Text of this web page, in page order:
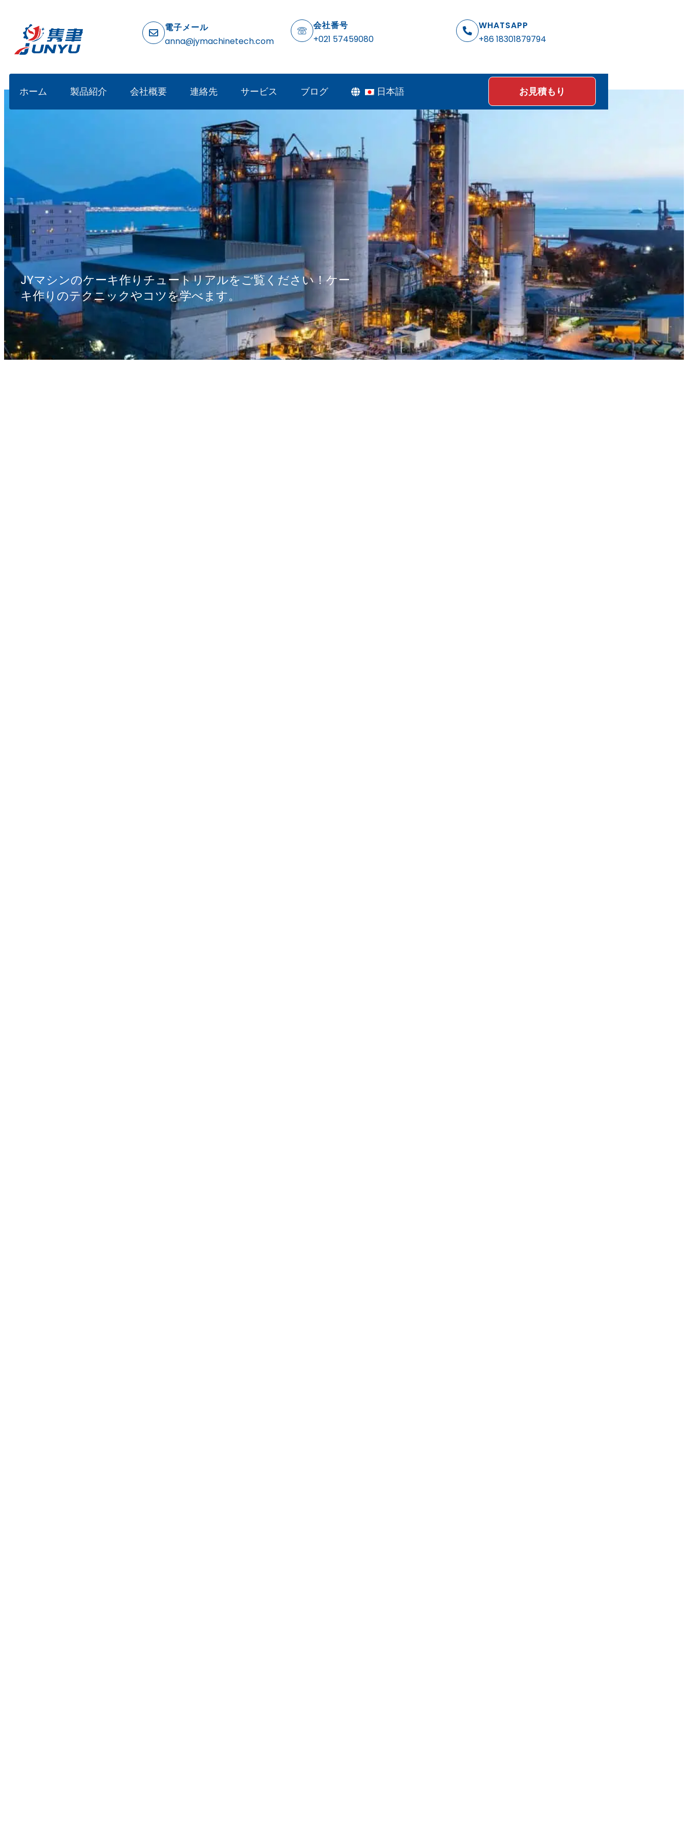
電子メール
anna@jymachinetech.com
会社番号
+021 57459080
WHATSAPP
+86 18301879794
ホーム 製品紹介 会社概要 連絡先 サービス ブログ 日本語 お見積もり
JYマシンのケーキ作りチュートリアルをご覧ください！ケー
キ作りのテクニックやコツを学べます。